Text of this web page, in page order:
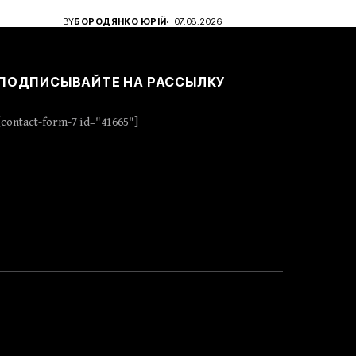
BYБОРОДЯНКО ЮРІЙ 07.08.2026
НА РАССЫЛКУ
[contact-form-7 id="41665"]